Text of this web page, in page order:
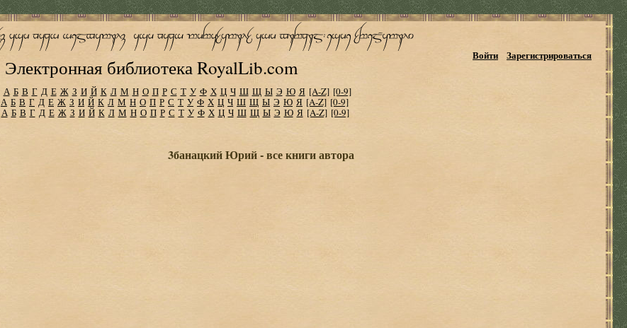
Электронная библиотека RoyalLib.com
Войти Зарегистрироваться
А Б В Г Д Е Ж З И Й К Л М Н О П Р С Т У Ф Х Ц Ч Ш Щ Ы Э Ю Я [A-Z] [0-9]
А Б В Г Д Е Ж З И Й К Л М Н О П Р С Т У Ф Х Ц Ч Ш Щ Ы Э Ю Я [A-Z] [0-9]
А Б В Г Д Е Ж З И Й К Л М Н О П Р С Т У Ф Х Ц Ч Ш Щ Ы Э Ю Я [A-Z] [0-9]
3банацкий Юрий - все книги автора